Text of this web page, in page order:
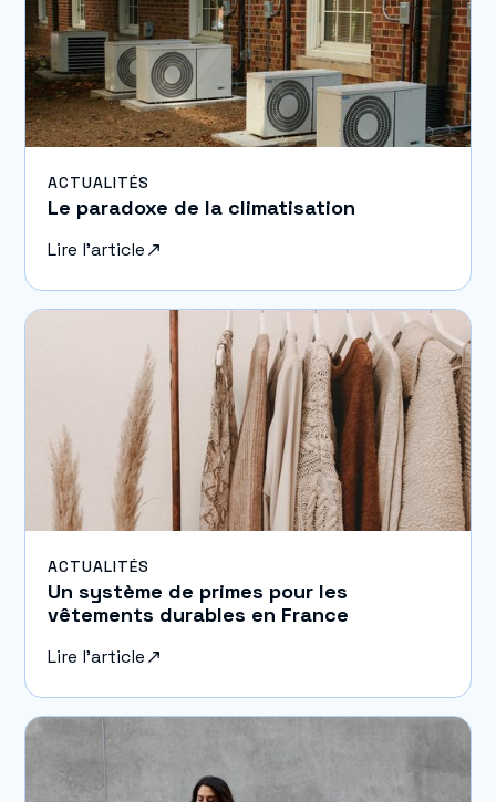
ACTUALITÉS
Le paradoxe de la climatisation
Lire l'article
ACTUALITÉS
Un système de primes pour les
vêtements durables en France
Lire l'article